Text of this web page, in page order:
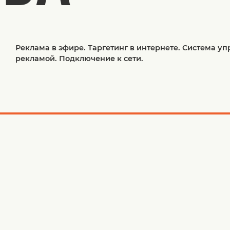
Реклама в эфире. Таргетинг в интернете. Система
рекламой. Подключение к сети.